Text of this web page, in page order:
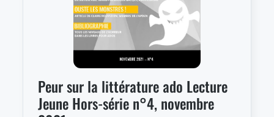
Peur sur la littérature ado Lecture
Jeune Hors-série n°4, novembre